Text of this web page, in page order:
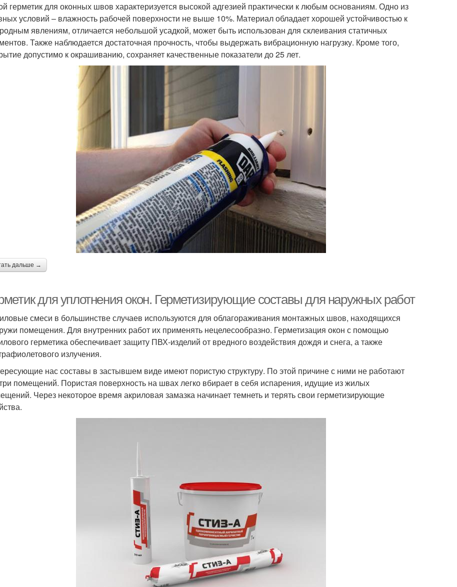
герметик для оконных швов характеризуется высокой адгезией практически к любым основаниям. Одно из
условий – влажность рабочей поверхности не выше 10%. Материал обладает хорошей устойчивостью к
явлениям, отличается небольшой усадкой, может быть использован для склеивания статичных
Также наблюдается достаточная прочность, чтобы выдержать вибрационную нагрузку. Кроме того,
допустимо к окрашиванию, сохраняет качественные показатели до 25 лет.
дальше →
для уплотнения окон. Герметизирующие составы для наружных работ
смеси в большинстве случаев используются для облагораживания монтажных швов, находящихся
помещения. Для внутренних работ их применять нецелесообразно. Герметизация окон с помощью
герметика обеспечивает защиту ПВХ-изделий от вредного воздействия дождя и снега, а также
излучения.
нас составы в застывшем виде имеют пористую структуру. По этой причине с ними не работают
помещений. Пористая поверхность на швах легко вбирает в себя испарения, идущие из жилых
Через некоторое время акриловая замазка начинает темнеть и терять свои герметизирующие